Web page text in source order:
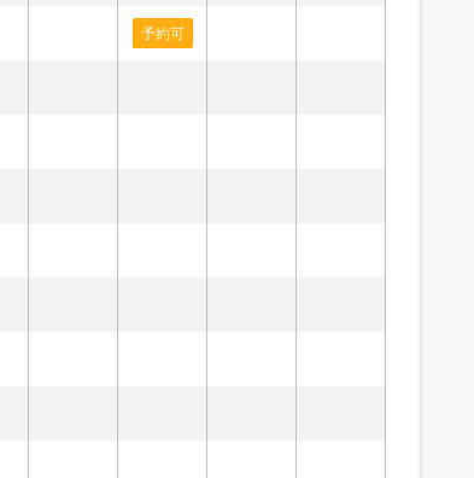
予約可